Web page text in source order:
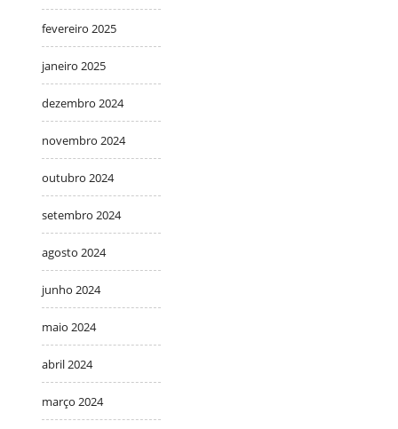
fevereiro 2025
janeiro 2025
dezembro 2024
novembro 2024
outubro 2024
setembro 2024
agosto 2024
junho 2024
maio 2024
abril 2024
março 2024